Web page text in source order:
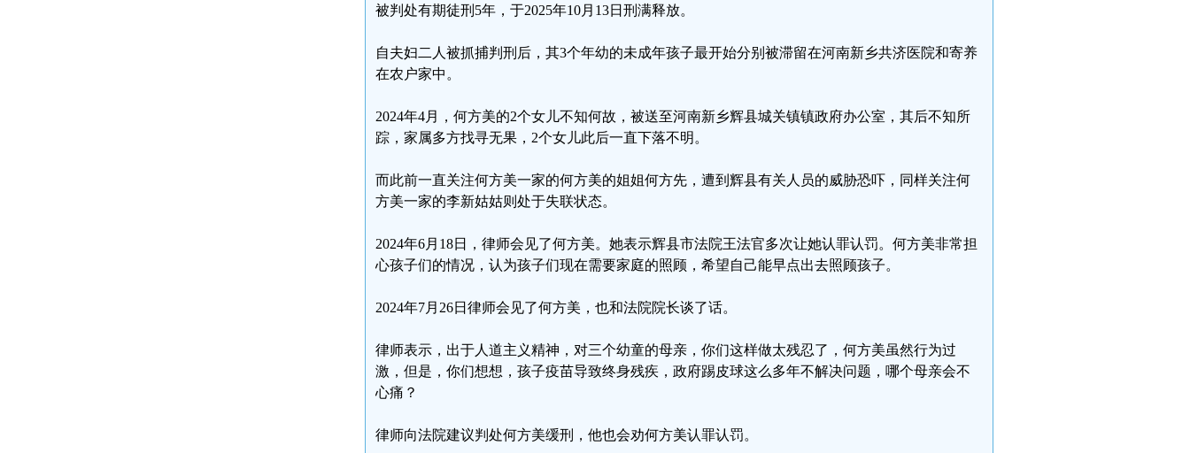
被判处有期徒刑5年，于2025年10月13日刑满释放。
自夫妇二人被抓捕判刑后，其3个年幼的未成年孩子最开始分别被滞留在河南新乡共济医院和寄养
在农户家中。
2024年4月，何方美的2个女儿不知何故，被送至河南新乡辉县城关镇镇政府办公室，其后不知所
踪，家属多方找寻无果，2个女儿此后一直下落不明。
而此前一直关注何方美一家的何方美的姐姐何方先，遭到辉县有关人员的威胁恐吓，同样关注何
方美一家的李新姑姑则处于失联状态。
2024年6月18日，律师会见了何方美。她表示辉县市法院王法官多次让她认罪认罚。何方美非常担
心孩子们的情况，认为孩子们现在需要家庭的照顾，希望自己能早点出去照顾孩子。
2024年7月26日律师会见了何方美，也和法院院长谈了话。
律师表示，出于人道主义精神，对三个幼童的母亲，你们这样做太残忍了，何方美虽然行为过
激，但是，你们想想，孩子疫苗导致终身残疾，政府踢皮球这么多年不解决问题，哪个母亲会不
心痛？
律师向法院建议判处何方美缓刑，他也会劝何方美认罪认罚。